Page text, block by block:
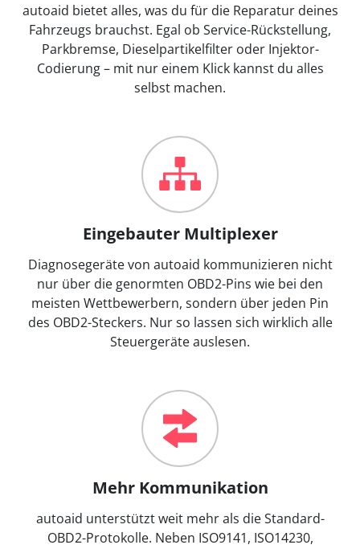
autoaid bietet alles, was du für die Reparatur deines
Fahrzeugs brauchst. Egal ob Service-Rückstellung,
Parkbremse, Dieselpartikelfilter oder Injektor-
Codierung – mit nur einem Klick kannst du alles
selbst machen.
Eingebauter Multiplexer
Diagnosegeräte von autoaid kommunizieren nicht
nur über die genormten OBD2-Pins wie bei den
meisten Wettbewerbern, sondern über jeden Pin
des OBD2-Steckers. Nur so lassen sich wirklich alle
Steuergeräte auslesen.
Mehr Kommunikation
autoaid unterstützt weit mehr als die Standard-
OBD2-Protokolle. Neben ISO9141, ISO14230,